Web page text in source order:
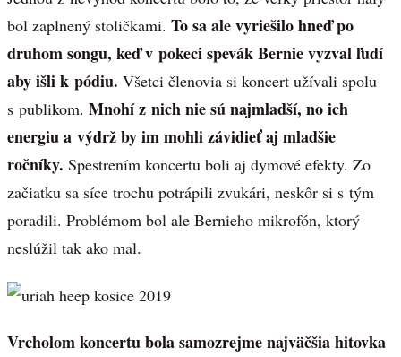
bol zaplnený stoličkami. To sa ale vyriešilo hneď po
druhom songu, keď v pokeci spevák Bernie vyzval ľudí
aby išli k pódiu. Všetci členovia si koncert užívali spolu
s publikom. Mnohí z nich nie sú najmladší, no ich
energiu a výdrž by im mohli závidieť aj mladšie
ročníky. Spestrením koncertu boli aj dymové efekty. Zo
začiatku sa síce trochu potrápili zvukári, neskôr si s tým
poradili. Problémom bol ale Bernieho mikrofón, ktorý
neslúžil tak ako mal.
Vrcholom koncertu bola samozrejme najväčšia hitovka